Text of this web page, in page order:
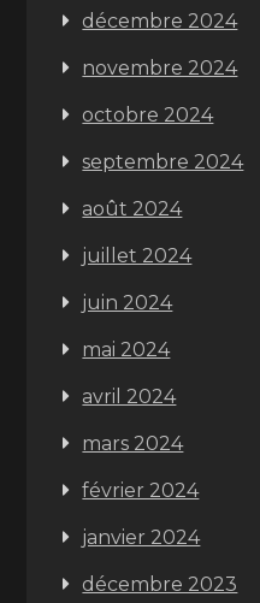
décembre 2024
novembre 2024
octobre 2024
septembre 2024
août 2024
juillet 2024
juin 2024
mai 2024
avril 2024
mars 2024
février 2024
janvier 2024
décembre 2023